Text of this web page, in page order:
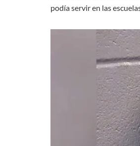
podía servir en las